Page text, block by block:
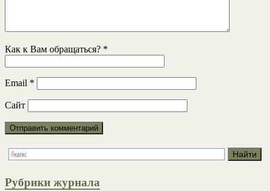
Как к Вам обращаться? *
Email *
Сайт
Рубрики журнала